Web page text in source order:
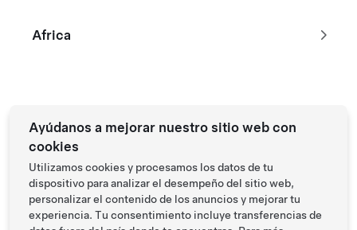
Africa
Privacidad y legal
Ayúdanos a mejorar nuestro sitio web con
cookies
Utilizamos cookies y procesamos los datos de tu
dispositivo para analizar el desempeño del sitio web,
personalizar el contenido de los anuncios y mejorar tu
experiencia. Tu consentimiento incluye transferencias de